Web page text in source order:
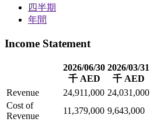
四半期
年間
Income Statement
2026/06/30
千 AED
2026/03/31
千 AED
Revenue
24,911,000 24,031,000
Cost of
Revenue
11,379,000 9,643,000